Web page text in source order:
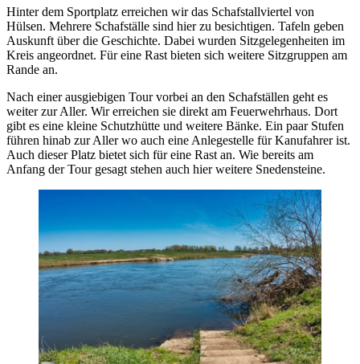
Hinter dem Sportplatz erreichen wir das Schafstallviertel von
Hülsen. Mehrere Schafställe sind hier zu besichtigen. Tafeln geben
Auskunft über die Geschichte. Dabei wurden Sitzgelegenheiten im
Kreis angeordnet. Für eine Rast bieten sich weitere Sitzgruppen am
Rande an.
Nach einer ausgiebigen Tour vorbei an den Schafställen geht es
weiter zur Aller. Wir erreichen sie direkt am Feuerwehrhaus. Dort
gibt es eine kleine Schutzhütte und weitere Bänke. Ein paar Stufen
führen hinab zur Aller wo auch eine Anlegestelle für Kanufahrer ist.
Auch dieser Platz bietet sich für eine Rast an. Wie bereits am
Anfang der Tour gesagt stehen auch hier weitere Snedensteine.